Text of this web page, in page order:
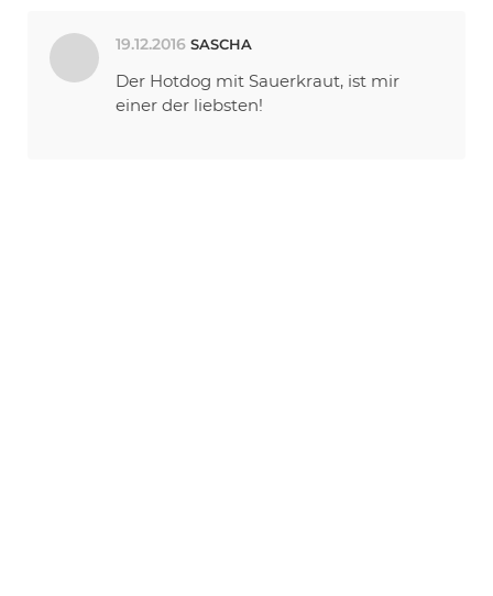
19.12.2016 SASCHA
Der Hotdog mit Sauerkraut, ist mir
einer der liebsten!